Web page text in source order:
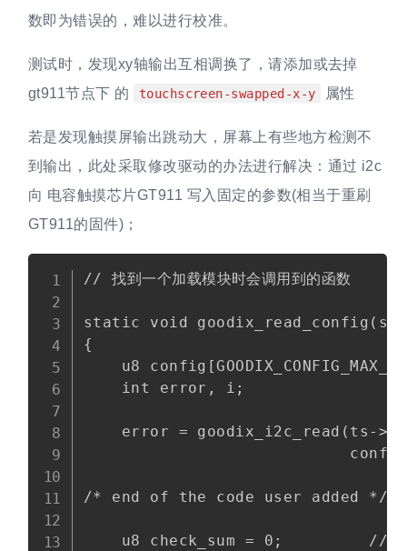
数即为错误的，难以进行校准。
测试时，发现xy轴输出互相调换了，请添加或去掉
gt911节点下 的
touchscreen-swapped-x-y 属性
若是发现触摸屏输出跳动大，屏幕上有些地方检测不
到输出，此处采取修改驱动的办法进行解决：通过 i2c
向 电容触摸芯片GT911 写入固定的参数(相当于重刷
GT911的固件)；
// 找到一个加载模块时会调用到的函数
static void
{
u8
    int error, i;
error = goodix_i2c_read(ts-
/* end of the code user added */
u8 check_sum = 0;         //校
Copy